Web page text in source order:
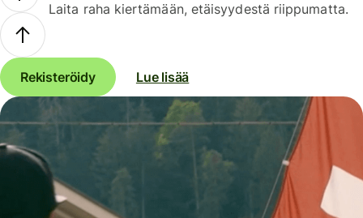
Laita raha kiertämään, etäisyydestä riippumatta.
Rekisteröidy Lue lisää